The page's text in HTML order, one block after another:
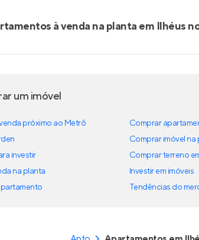
à venda na planta em Ilhéus
um imóvel
próximo ao Metrô
investir
na planta
Comprar
Comprar imóvel na
Comprar terreno
Investir em imóveis
Tendências do